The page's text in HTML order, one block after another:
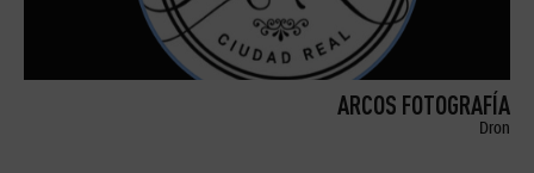
ARCOS FOTOGRAFÍA
Dron